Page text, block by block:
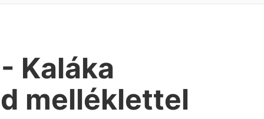
Kaláka
melléklettel